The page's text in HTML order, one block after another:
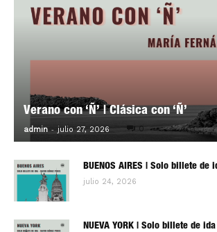
Verano con ‘Ñ’ | Clásica con ‘Ñ’
admin - julio 27, 2026 0
BUENOS AIRES | Solo billete de
julio 24, 2026
NUEVA YORK | Solo billete de ida